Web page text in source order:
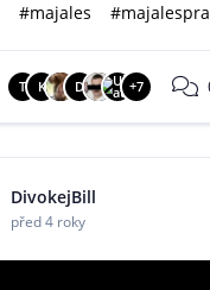
#majales
T K D +7
DivokejBill
před 4 roky